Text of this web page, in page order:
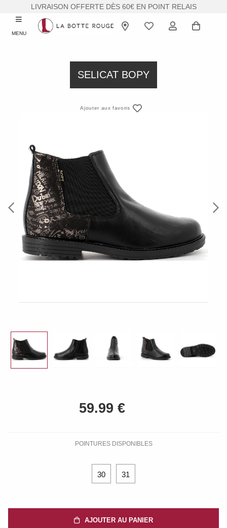
LIVRAISON OFFERTE DÈS 60€ EN POINT RELAIS
MENU
SELICAT BOPY
Ajouter aux favoris
Previous
POINTURES DISPONIBLES
30 31
AJOUTER AU PANIER